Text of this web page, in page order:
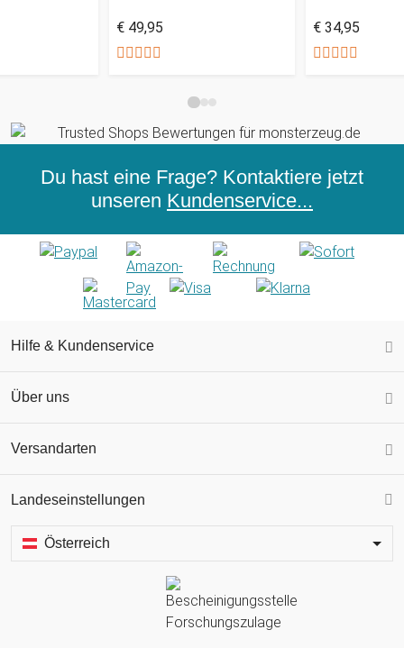
€ 49,95 € 34,95
Du hast eine Frage? Kontaktiere jetzt
unseren Kundenservice...
Hilfe & Kundenservice
Über uns
Versandarten
Landeseinstellungen
Österreich